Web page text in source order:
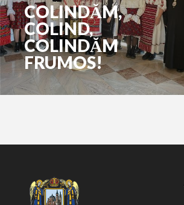
COLINDĂM,
COLIND,
COLINDĂM
FRUMOS!